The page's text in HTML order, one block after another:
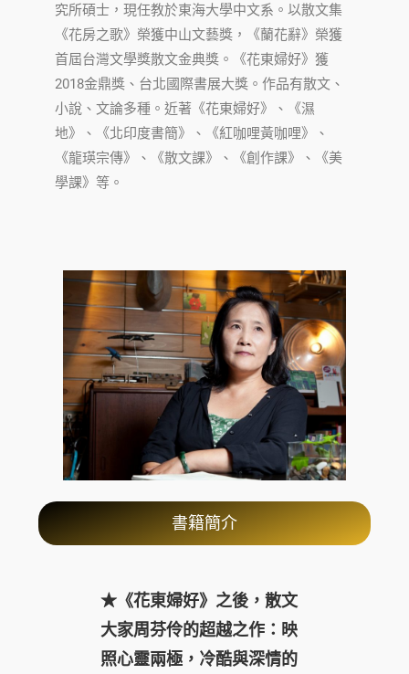
究所碩士，現任教於東海大學中文系。以散文集
《花房之歌》榮獲中山文藝獎，《蘭花辭》榮獲
首屆台灣文學獎散文金典獎。《花東婦好》獲
2018金鼎獎、台北國際書展大獎。作品有散文、
小說、文論多種。近著《花東婦好》、《濕
地》、《北印度書簡》、《紅咖哩黃咖哩》、
《龍瑛宗傳》、《散文課》、《創作課》、《美
學課》等。
書籍簡介
★《花東婦好》之後，散文
大家周芬伶的超越之作：映
照心靈兩極，冷酷與深情的